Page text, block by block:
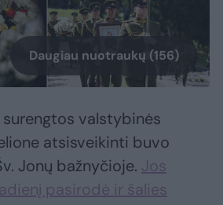
Daugiau nuotraukų (156)
surengtos valstybinės
atsisveikinti buvo
Jonų bažnyčioje. Jos
pasirodė ir šalies